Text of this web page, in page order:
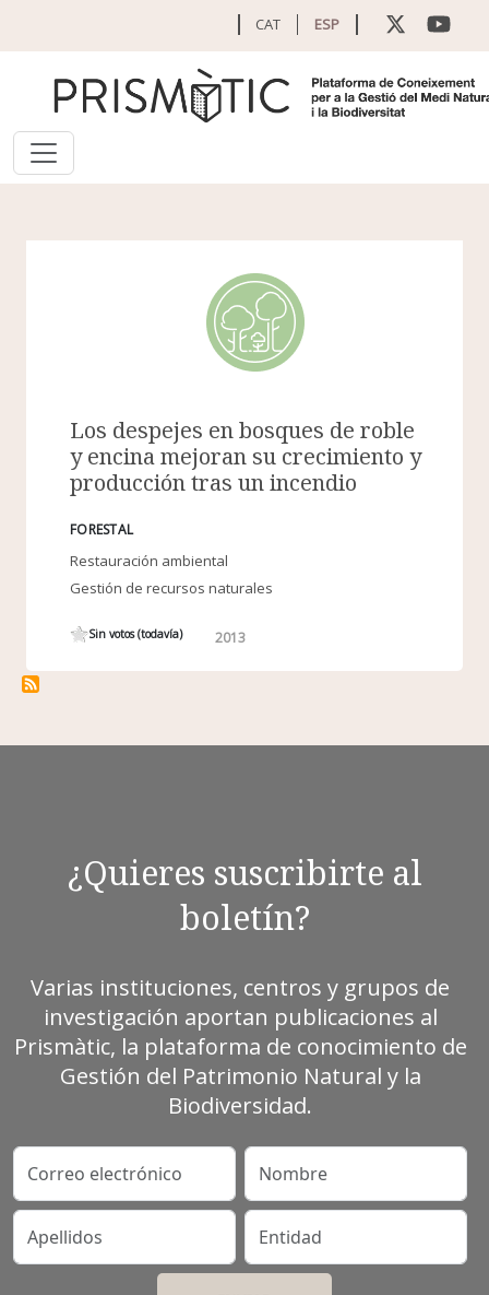
CAT ESP
Los despejes en bosques de roble
y encina mejoran su crecimiento y
producción tras un incendio
FORESTAL
Restauración ambiental
Gestión de recursos naturales
Sin votos (todavía) 2013
¿Quieres suscribirte al
boletín?
Varias instituciones, centros y grupos de
investigación aportan publicaciones al
Prismàtic, la plataforma de conocimiento de
Gestión del Patrimonio Natural y la
Biodiversidad.
Correo electrónico Nombre
Apellidos Entidad